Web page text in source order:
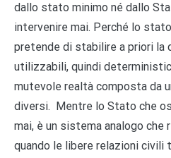
dallo stato minimo né dallo
intervenire mai. Perché lo
pretende di stabilire a priori
utilizzabili, quindi
mutevole realtà composta da
diversi. Mentre lo Stato che
mai, è un sistema analogo
quando le libere relazioni civili